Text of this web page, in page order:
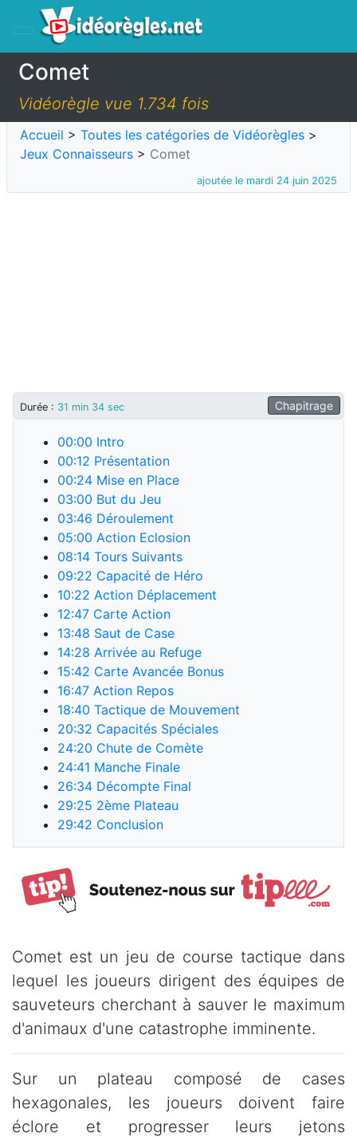
Comet
Vidéorègle vue 1.734 fois
Accueil > Toutes les catégories de Vidéorègles >
Jeux Connaisseurs > Comet
ajoutée le mardi 24 juin 2025
Durée : 31 min 34 sec Chapitrage
00:00 Intro
00:12 Présentation
00:24 Mise en Place
03:00 But du Jeu
03:46 Déroulement
05:00 Action Eclosion
08:14 Tours Suivants
09:22 Capacité de Héro
10:22 Action Déplacement
12:47 Carte Action
13:48 Saut de Case
14:28 Arrivée au Refuge
15:42 Carte Avancée Bonus
16:47 Action Repos
18:40 Tactique de Mouvement
20:32 Capacités Spéciales
24:20 Chute de Comète
24:41 Manche Finale
26:34 Décompte Final
29:25 2ème Plateau
29:42 Conclusion
Comet est un jeu de course tactique dans
lequel les joueurs dirigent des équipes de
sauveteurs cherchant à sauver le maximum
d'animaux d'une catastrophe imminente.
Sur un plateau composé de cases
hexagonales, les joueurs doivent faire
éclore et progresser leurs jetons